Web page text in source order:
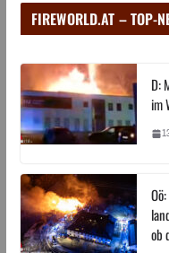
FIREWORLD.AT – TOP-
D:
im
ob